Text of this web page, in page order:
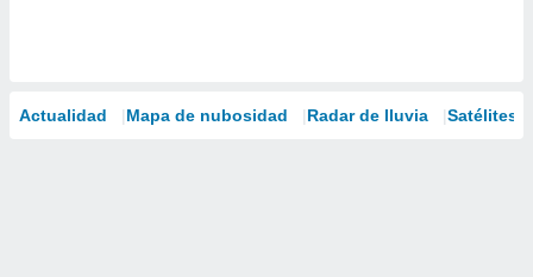
Actualidad Mapa de nubosidad Radar de lluvia Satélites